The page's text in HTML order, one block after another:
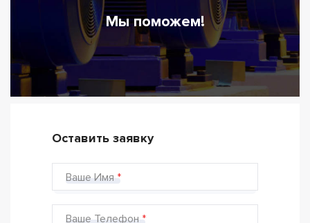
Мы поможем!
Оставить заявку
Ваше Имя
Ваше Телефон